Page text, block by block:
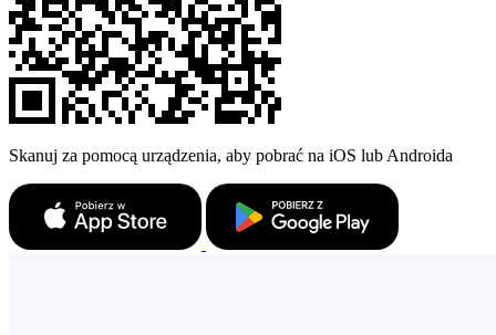
Skanuj za pomocą urządzenia, aby pobrać na iOS lub Androida